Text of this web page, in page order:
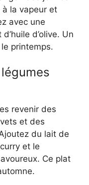
la vapeur et
avec une
d’olive. Un
printemps.
revenir des
et des
du lait de
et le
Ce plat